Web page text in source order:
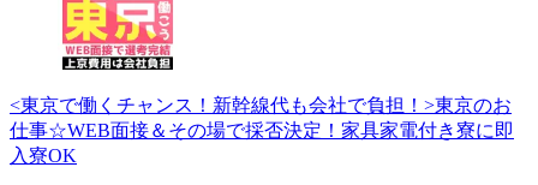
<東京で働くチャンス！新幹線代も会社で負担！>東京のお
仕事☆WEB面接＆その場で採否決定！家具家電付き寮に即
入寮OK